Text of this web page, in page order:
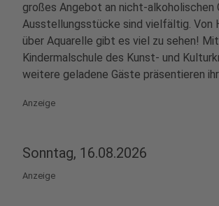
großes Angebot an nicht-alkoholischen
Ausstellungsstücke sind vielfältig. Von
über Aquarelle gibt es viel zu sehen!
Kindermalschule des Kunst- und
weitere geladene Gäste präsentieren
Anzeige
Sonntag, 16.08.2026
Anzeige